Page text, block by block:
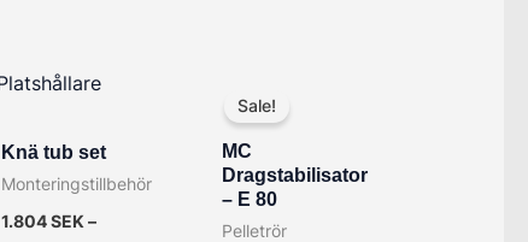
Knä tub set
Monteringstillbehör
1.804SEK –
Sale!
MC
Dragstabilisator
– E 80
Pelletrör
ursprungliga
priset
var:
2.557 SEK.